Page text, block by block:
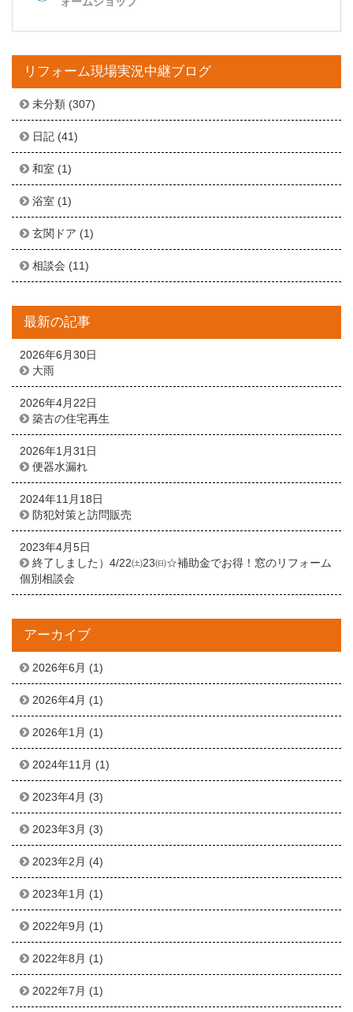
リフォーム現場実況中継ブログ
未分類 (307)
日記 (41)
和室 (1)
浴室 (1)
玄関ドア (1)
相談会 (11)
最新の記事
2026年6月30日
大雨
2026年4月22日
築古の住宅再生
2026年1月31日
便器水漏れ
2024年11月18日
防犯対策と訪問販売
2023年4月5日
終了しました）4/22㈯23㈰☆補助金でお得！窓のリフォーム
個別相談会
アーカイブ
2026年6月 (1)
2026年4月 (1)
2026年1月 (1)
2024年11月 (1)
2023年4月 (3)
2023年3月 (3)
2023年2月 (4)
2023年1月 (1)
2022年9月 (1)
2022年8月 (1)
2022年7月 (1)